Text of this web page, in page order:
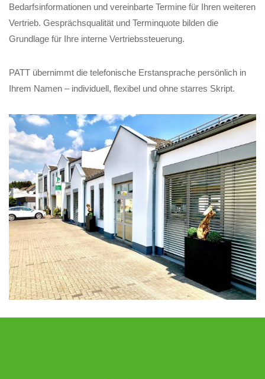
Bedarfsinformationen und vereinbarte Termine für Ihren weiteren
Vertrieb. Gesprächsqualität und Terminquote bilden die
Grundlage für Ihre interne Vertriebssteuerung.
PATT übernimmt die telefonische Erstansprache persönlich in
Ihrem Namen – individuell, flexibel und ohne starres Skript.